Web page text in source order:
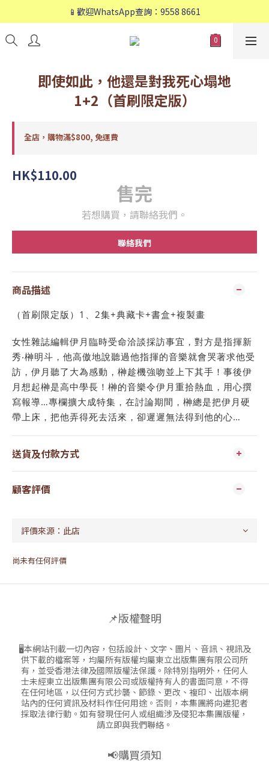
📱歡迎WhatsApp查詢：9558 8661
📱歡迎WhatsApp查詢：9558 8661
❤️會員專享：🛍購物滿💰HK$800，🚚免運費❤️
即使如此，他還是對我死心塌地
1+2（首刷限定版）
全店，購物滿$800, 免運費
HK$110.00
售完
若想購買，請聯絡我們。
聯絡我們
商品描述
（首刷限定版）1、2集+典藏卡+書盒+複製畫
女性雜誌編輯伊月臨時受命洽談採訪事宜，對方是指揮新
秀‧榊明斗，他高傲地說聽過他指揮的音樂就會哭著求他受
訪，伊月聽了大為感動，榊趁機強吻並上下其手！事後伊
月想起榊是高中學長！榊的音樂令伊月重拾熱血，用心撰
寫報導…專欄擴大成特集，在討論期間，榊總是把伊月硬
帶上床，把他弄得死去活來，卻遲遲無法得到他的心…
送貨及付款方式
顧客評價
尚未有任何評價
📌版權聲明
🖥本網站刊載一切內容，包括設計、文字、圖片、音訊、視訊及
供下載的檔案等，均屬所有版權均屬東立出版集團有限公司所
有，並受香港法律及國際版權法保護。除特別指明外，任何人
士未經東立出版集團有限公司或版權持有人的書面同意，不得
在任何地區，以任何方式抄襲、節錄、更改、複印、出版本網
站內的任何資訊及材料作任何用途。否則，本集團將向違犯者
採取法律行動。如有發現任何人或組織涉及侵犯本集團版權，
請立即與我們聯絡。
📢購買須知